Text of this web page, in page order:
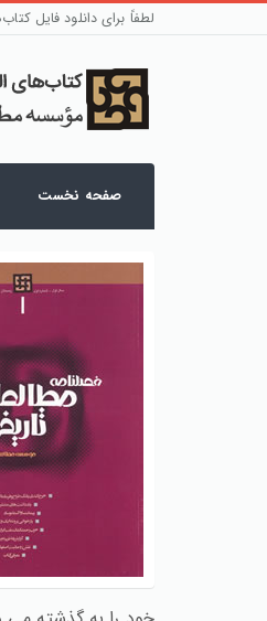
لطفاً برای دانلود فایل
صفحه نخست